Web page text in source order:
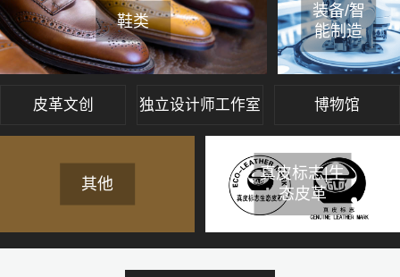
鞋类
装备/智
能制造
皮革文创 独立设计师工作室 博物馆
其他
真皮标志|生
态皮革